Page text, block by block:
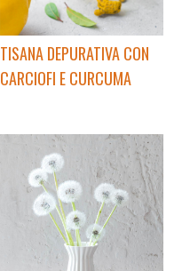
TISANA DEPURATIVA CON
CARCIOFI E CURCUMA